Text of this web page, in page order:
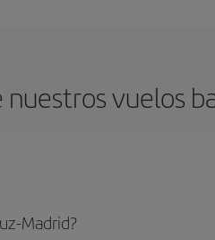
vuelos
Madrid?